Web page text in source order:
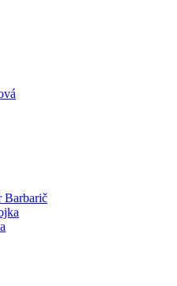
Barbarič